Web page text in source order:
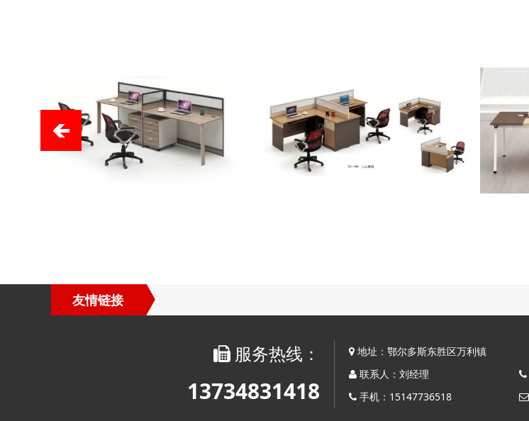
友情链接
服务热线：
13734831418
地址：鄂尔多斯东胜区万利镇
联系人：刘经理
手机：15147736518